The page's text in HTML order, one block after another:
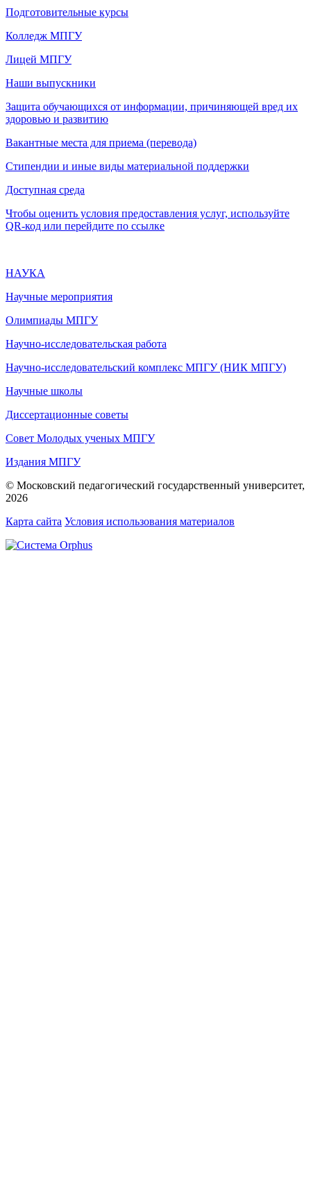
Подготовительные курсы
Колледж МПГУ
Лицей МПГУ
Наши выпускники
Защита обучающихся от информации, причиняющей вред их
здоровью и развитию
Вакантные места для приема (перевода)
Стипендии и иные виды материальной поддержки
Доступная среда
Чтобы оценить условия предоставления услуг, используйте
QR-код или перейдите по ссылке
НАУКА
Научные мероприятия
Олимпиады МПГУ
Научно-исследовательская работа
Научно-исследовательский комплекс МПГУ (НИК МПГУ)
Научные школы
Диссертационные советы
Совет Молодых ученых МПГУ
Издания МПГУ
© Московский педагогический государственный университет,
2026
Карта сайта Условия использования материалов